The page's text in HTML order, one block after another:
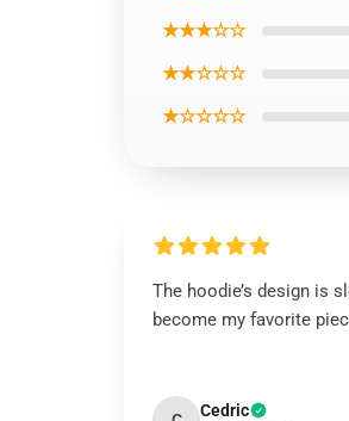
★★★☆☆
★★☆☆☆
★☆☆☆☆
The hoodie’s design is
become my favorite
Cedric